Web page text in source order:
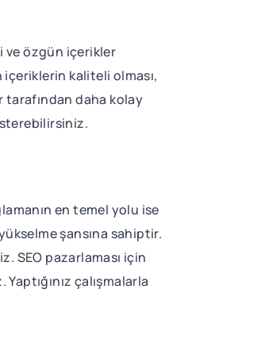
ve özgün içerikler
kaliteli olması,
tarafından daha kolay
en temel yolu ise
şansına sahiptir.
SEO pazarlaması için
çalışmalarla